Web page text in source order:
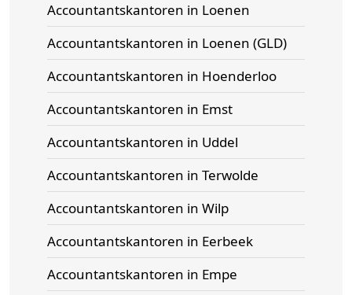
Accountantskantoren in Loenen
Accountantskantoren in Loenen (GLD)
Accountantskantoren in Hoenderloo
Accountantskantoren in Emst
Accountantskantoren in Uddel
Accountantskantoren in Terwolde
Accountantskantoren in Wilp
Accountantskantoren in Eerbeek
Accountantskantoren in Empe